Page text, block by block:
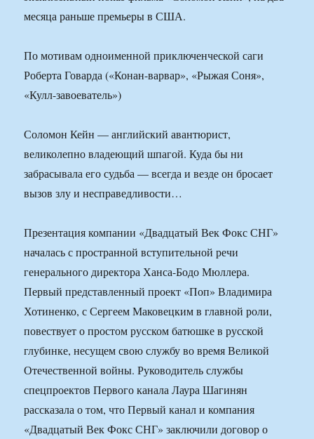
месяца раньше премьеры в США.
По мотивам одноименной приключенческой саги
Роберта Говарда («Конан-варвар», «Рыжая Соня»,
«Кулл-завоеватель»)
Соломон Кейн — английский авантюрист,
великолепно владеющий шпагой. Куда бы ни
забрасывала его судьба — всегда и везде он бросает
вызов злу и несправедливости…
Презентация компании «Двадцатый Век Фокс СНГ»
началась с пространной вступительной речи
генерального директора Ханса-Бодо Мюллера.
Первый представленный проект «Поп» Владимира
Хотиненко, с Сергеем Маковецким в главной роли,
повествует о простом русском батюшке в русской
глубинке, несущем свою службу во время Великой
Отечественной войны. Руководитель службы
спецпроектов Первого канала Лаура Шагинян
рассказала о том, что Первый канал и компания
«Двадцатый Век Фокс СНГ» заключили договор о